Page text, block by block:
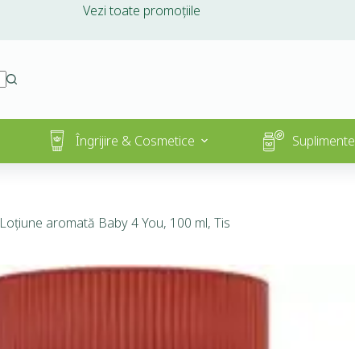
Vezi toate promoțiile
Îngrijire & Cosmetice Suplimente
Loțiune aromată Baby 4 You, 100 ml, Tis